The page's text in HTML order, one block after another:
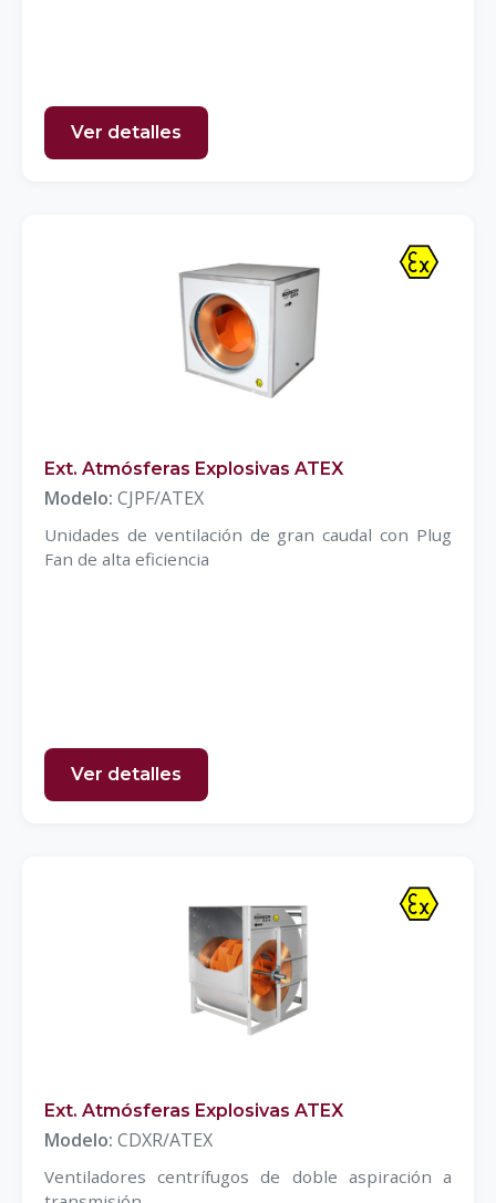
Ver detalles
Ext. Atmósferas Explosivas ATEX
Modelo: CJPF/ATEX
Unidades de ventilación de gran caudal con Plug
Fan de alta eficiencia
Ver detalles
Ext. Atmósferas Explosivas ATEX
Modelo: CDXR/ATEX
Ventiladores centrífugos de doble aspiración a